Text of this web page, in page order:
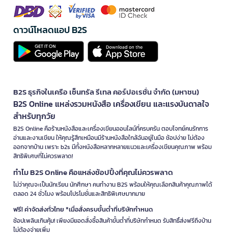
ดาวน์โหลดแอป B2S
B2S ธุรกิจในเครือ เซ็นทรัล รีเทล คอร์ปอเรชั่น จำกัด (มหาชน)
B2S Online แหล่งรวมหนังสือ เครื่องเขียน และแรงบันดาลใจ
สำหรับทุกวัย
B2S Online คือร้านหนังสือและเครื่องเขียนออนไลน์ที่ครบครัน ตอบโจทย์คนรักการ
อ่านและงานเขียน ให้คุณรู้สึกเหมือนมีร้านหนังสือใกล้ฉันอยู่ในมือ ช้อปง่าย ไม่ต้อง
ออกจากบ้าน เพราะ b2s มีทั้งหนังสือหลากหลายแนวและเครื่องเขียนคุณภาพ พร้อม
สิทธิพิเศษที่ไม่ควรพลาด!
ทำไม B2S Online คือแหล่งช้อปปิ้งที่คุณไม่ควรพลาด
ไม่ว่าคุณจะเป็นนักเรียน นักศึกษา คนทำงาน B2S พร้อมให้คุณเลือกสินค้าคุณภาพได้
ตลอด 24 ชั่วโมง พร้อมโปรโมชั่นและสิทธิพิเศษมากมาย
ฟรี! ค่าจัดส่งทั่วไทย *เมื่อสั่งครบขั้นต่ำที่บริษัทกำหนด
ช้อปเพลินเกินคุ้ม! เพียงมียอดสั่งซื้อสินค้าขั้นต่ำที่บริษัทกำหนด รับสิทธิ์ส่งฟรีถึงบ้าน
ไม่ต้องจ่ายเพิ่ม